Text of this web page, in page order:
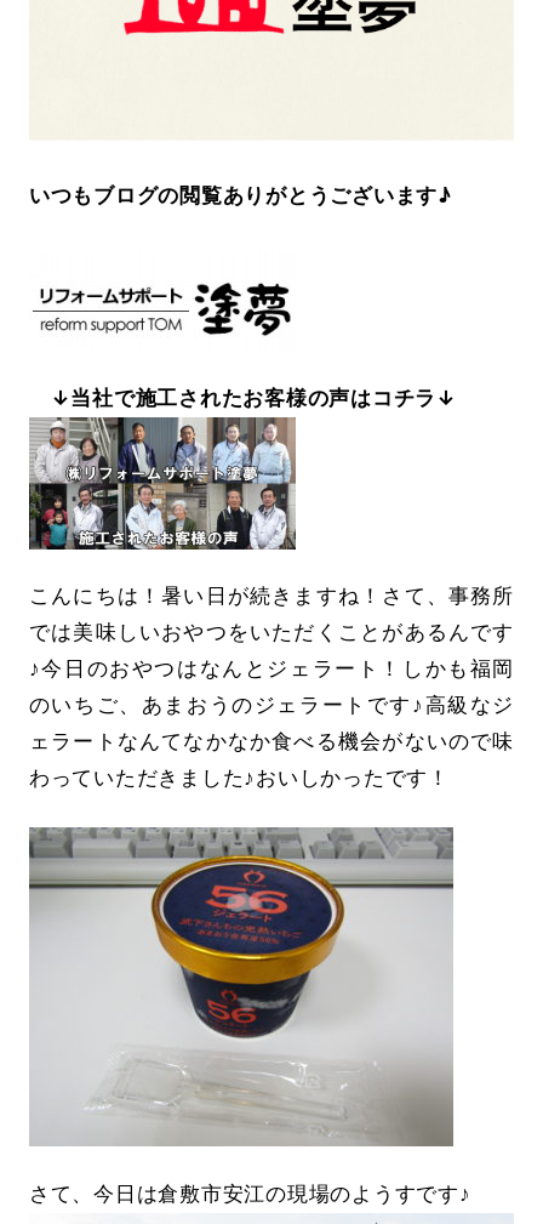
いつもブログの閲覧ありがとうございます♪
↓当社で施工されたお客様の声はコチラ↓
こんにちは！暑い日が続きますね！さて、事務所
では美味しいおやつをいただくことがあるんです
♪今日のおやつはなんとジェラート！しかも福岡
のいちご、あまおうのジェラートです♪高級なジ
ェラートなんてなかなか食べる機会がないので味
わっていただきました♪おいしかったです！
さて、今日は倉敷市安江の現場のようすです♪